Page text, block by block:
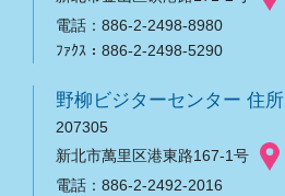
電話：886-2-2498-8980
ﾌｧｸｽ：886-2-2498-5290
野柳ビジターセンター 住所
207305
新北市萬里区港東路167-1号
電話：886-2-2492-2016